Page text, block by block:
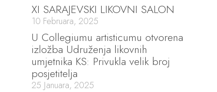
XI SARAJEVSKI LIKOVNI SALON
10 Februara, 2025
U Collegiumu artisticumu otvorena
izložba Udruženja likovnih
umjetnika KS: Privukla velik broj
posjetitelja
25 Januara, 2025